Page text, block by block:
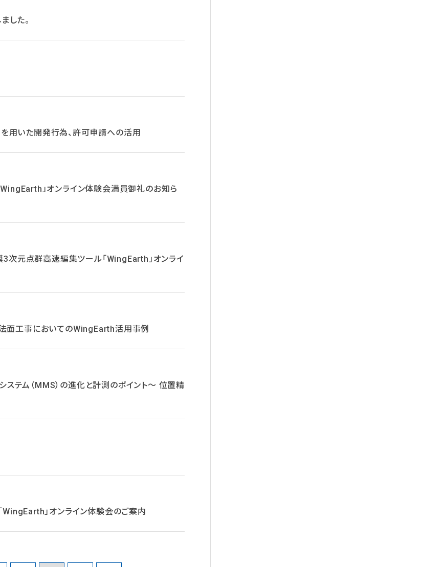
した。
を用いた開発行為、許可申請への活用
」オンライン体験会満員御礼のお知ら
次元点群高速編集ツール「WingEarth」オンライ
面工事においてのWingEarth活用事例
ステム（MMS）の進化と計測のポイント～ 位置精
」オンライン体験会のご案内